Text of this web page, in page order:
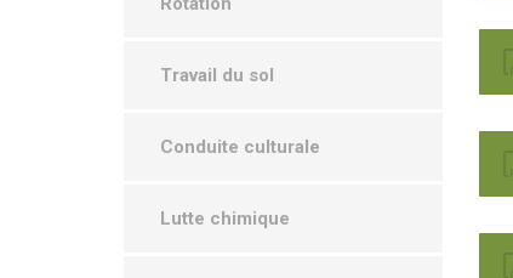
Travail du sol
Conduite culturale
Lutte chimique